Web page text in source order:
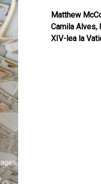
Matthew
Camila Alves,
XIV-lea la